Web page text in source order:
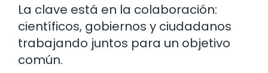
La clave está en la colaboración:
científicos, gobiernos y ciudadanos
trabajando juntos para un objetivo
común.